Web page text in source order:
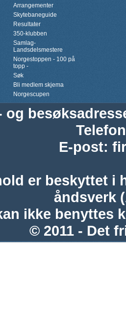
Arrangementer
Skytebaneguide
Resultater
350-klubben
Samlag-
Landsdelsmestere
Norgestoppen - 100 på
topp -
Søk
Bli medlem skjema
Norgescupen
og
Telefon
E-post:
er beskyttet i
åndsverk
ikke benyttes
© 2011 - Det